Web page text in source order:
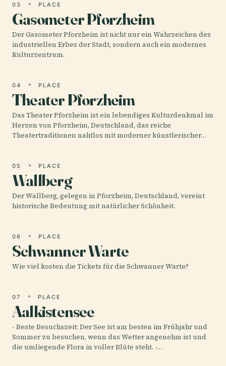
03 PLACE
Gasometer Pforzheim
Der Gasometer Pforzheim ist nicht nur ein Wahrzeichen des
industriellen Erbes der Stadt, sondern auch ein modernes
Kulturzentrum.
04 PLACE
Theater Pforzheim
Das Theater Pforzheim ist ein lebendiges Kulturdenkmal im
Herzen von Pforzheim, Deutschland, das reiche
Theatertraditionen nahtlos mit moderner künstlerischer…
05 PLACE
Wallberg
Der Wallberg, gelegen in Pforzheim, Deutschland, vereint
historische Bedeutung mit natürlicher Schönheit.
06 PLACE
Schwanner Warte
Wie viel kosten die Tickets für die Schwanner Warte?
07 PLACE
Aalkistensee
- Beste Besuchszeit: Der See ist am besten im Frühjahr und
Sommer zu besuchen, wenn das Wetter angenehm ist und
die umliegende Flora in voller Blüte steht. -…